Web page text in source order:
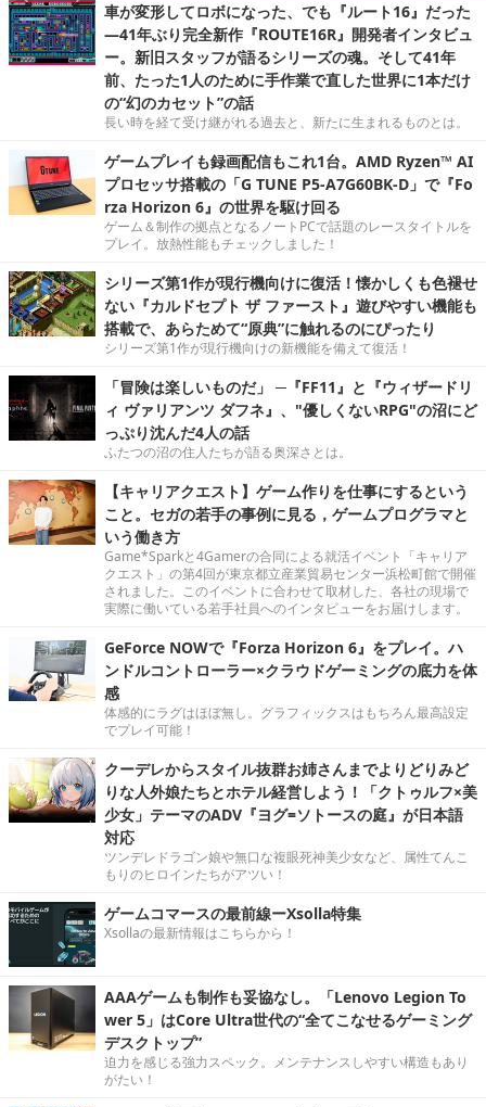
車が変形してロボになった、でも『ルート16』だった
―41年ぶり完全新作『ROUTE16R』開発者インタビュ
ー。新旧スタッフが語るシリーズの魂。そして41年
前、たった1人のために手作業で直した世界に1本だけ
の“幻のカセット”の話
長い時を経て受け継がれる過去と、新たに生まれるものとは。
ゲームプレイも録画配信もこれ1台。AMD Ryzen™ AI
プロセッサ搭載の「G TUNE P5-A7G60BK-D」で『Fo
rza Horizon 6』の世界を駆け回る
ゲーム＆制作の拠点となるノートPCで話題のレースタイトルを
プレイ。放熱性能もチェックしました！
シリーズ第1作が現行機向けに復活！懐かしくも色褪せ
ない『カルドセプト ザ ファースト』遊びやすい機能も
搭載で、あらためて“原典”に触れるのにぴったり
シリーズ第1作が現行機向けの新機能を備えて復活！
「冒険は楽しいものだ」 ─『FF11』と『ウィザードリ
ィ ヴァリアンツ ダフネ』、"優しくないRPG"の沼にど
っぷり沈んだ4人の話
ふたつの沼の住人たちが語る奥深さとは。
【キャリアクエスト】ゲーム作りを仕事にするという
こと。セガの若手の事例に見る，ゲームプログラマと
いう働き方
Game*Sparkと4Gamerの合同による就活イベント「キャリア
クエスト」の第4回が東京都立産業貿易センター浜松町館で開催
されました。このイベントに合わせて取材した、各社の現場で
実際に働いている若手社員へのインタビューをお届けします。
GeForce NOWで『Forza Horizon 6』をプレイ。ハ
ンドルコントローラー×クラウドゲーミングの底力を体
感
体感的にラグはほぼ無し。グラフィックスはもちろん最高設定
でプレイ可能！
クーデレからスタイル抜群お姉さんまでよりどりみど
りな人外娘たちとホテル経営しよう！「クトゥルフ×美
少女」テーマのADV『ヨグ=ソトースの庭』が日本語
対応
ツンデレドラゴン娘や無口な複眼死神美少女など、属性てんこ
もりのヒロインたちがアツい！
ゲームコマースの最前線ーXsolla特集
Xsollaの最新情報はこちらから！
AAAゲームも制作も妥協なし。「Lenovo Legion To
wer 5」はCore Ultra世代の“全てこなせるゲーミング
デスクトップ”
迫力を感じる強力スペック。メンテナンスしやすい構造もあり
がたい！